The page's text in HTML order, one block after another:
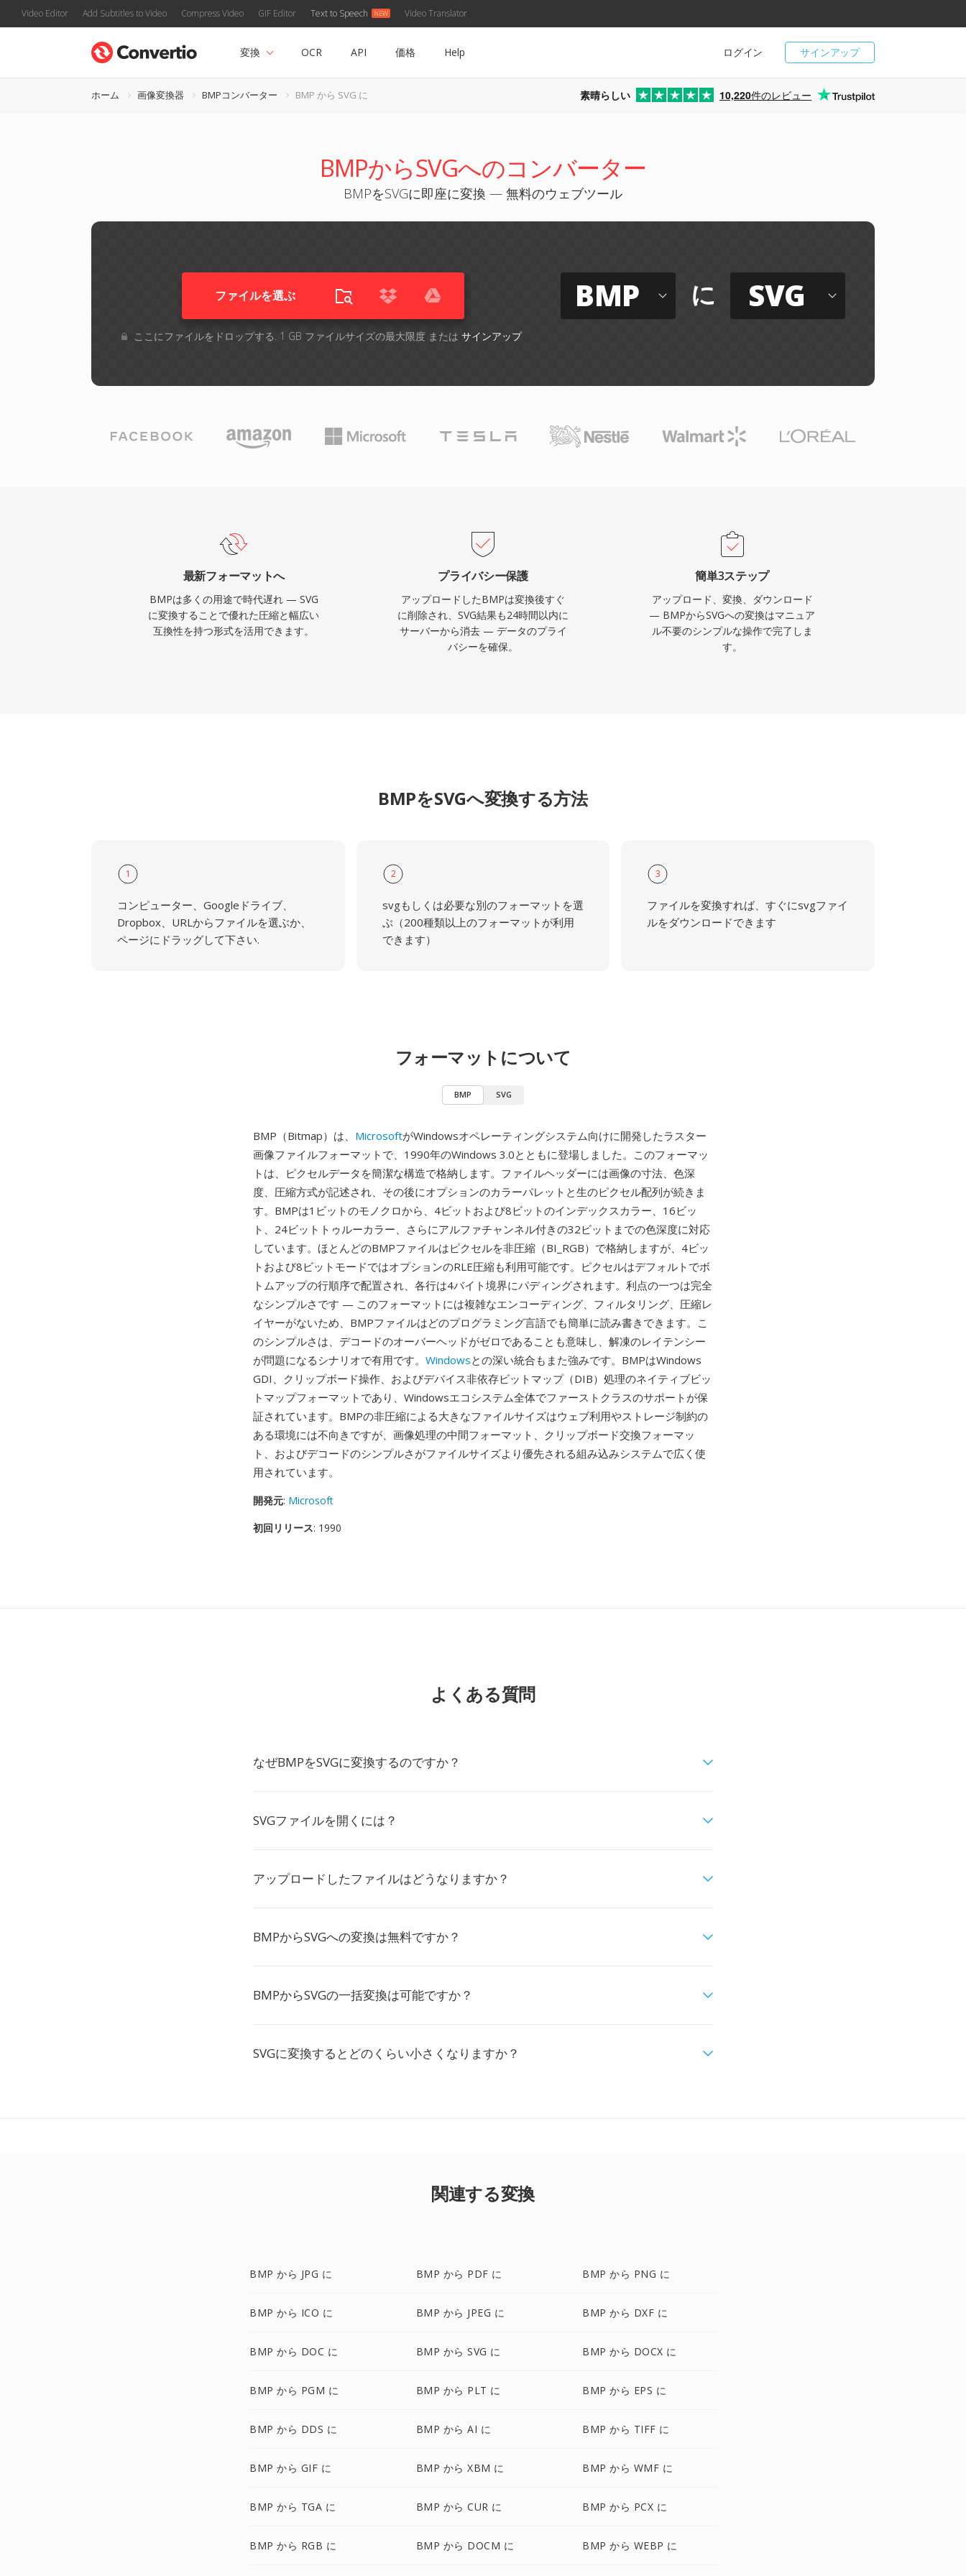
Video Editor Add Subtitles to Video Compress Video GIF Editor Text to Speech Video Translator
サインアップ
ログイン
変換 OCR API 価格 Help
ホーム 画像変換器 BMPコンバーター BMP から SVG に 素晴らしい 10,220件のレビュー
BMPからSVGへのコンバーター
BMPをSVGに即座に変換 — 無料のウェブツール
ファイルを選ぶ
ここにファイルをドロップする. 1 GB ファイルサイズの最大限度 または サインアップ
BMP に SVG
最新フォーマットへ
BMPは多くの用途で時代遅れ — SVG
に変換することで優れた圧縮と幅広い
互換性を持つ形式を活用できます。
プライバシー保護
アップロードしたBMPは変換後すぐ
に削除され、SVG結果も24時間以内に
サーバーから消去 — データのプライ
バシーを確保。
簡単3ステップ
アップロード、変換、ダウンロード
— BMPからSVGへの変換はマニュア
ル不要のシンプルな操作で完了しま
す。
BMPをSVGへ変換する方法
1
コンピューター、Googleドライブ、
Dropbox、URLからファイルを選ぶか、
ページにドラッグして下さい.
2
svgもしくは必要な別のフォーマットを選
ぶ（200種類以上のフォーマットが利用
できます）
3
ファイルを変換すれば、すぐにsvgファイ
ルをダウンロードできます
フォーマットについて
BMP SVG
BMP（Bitmap）は、 MicrosoftがWindowsオペレーティングシステム向けに開発したラスター
画像ファイルフォーマットで、1990年のWindows 3.0とともに登場しました。このフォーマッ
トは、ピクセルデータを簡潔な構造で格納します。ファイルヘッダーには画像の寸法、色深
度、圧縮方式が記述され、その後にオプションのカラーパレットと生のピクセル配列が続きま
す。BMPは1ビットのモノクロから、4ビットおよび8ビットのインデックスカラー、16ビッ
ト、24ビットトゥルーカラー、さらにアルファチャンネル付きの32ビットまでの色深度に対応
しています。ほとんどのBMPファイルはピクセルを非圧縮（BI_RGB）で格納しますが、4ビッ
トおよび8ビットモードではオプションのRLE圧縮も利用可能です。ピクセルはデフォルトでボ
トムアップの行順序で配置され、各行は4バイト境界にパディングされます。利点の一つは完全
なシンプルさです — このフォーマットには複雑なエンコーディング、フィルタリング、圧縮レ
イヤーがないため、BMPファイルはどのプログラミング言語でも簡単に読み書きできます。こ
のシンプルさは、デコードのオーバーヘッドがゼロであることも意味し、解凍のレイテンシー
が問題になるシナリオで有用です。 Windowsとの深い統合もまた強みです。BMPはWindows
GDI、クリップボード操作、およびデバイス非依存ビットマップ（DIB）処理のネイティブビッ
トマップフォーマットであり、Windowsエコシステム全体でファーストクラスのサポートが保
証されています。BMPの非圧縮による大きなファイルサイズはウェブ利用やストレージ制約の
ある環境には不向きですが、画像処理の中間フォーマット、クリップボード交換フォーマッ
ト、およびデコードのシンプルさがファイルサイズより優先される組み込みシステムで広く使
用されています。
開発元: Microsoft
初回リリース: 1990
よくある質問
なぜBMPをSVGに変換するのですか？
SVGファイルを開くには？
アップロードしたファイルはどうなりますか？
BMPからSVGへの変換は無料ですか？
BMPからSVGの一括変換は可能ですか？
SVGに変換するとどのくらい小さくなりますか？
関連する変換
BMP から JPG に BMP から PDF に BMP から PNG に
BMP から ICO に BMP から JPEG に BMP から DXF に
BMP から DOC に BMP から SVG に BMP から DOCX に
BMP から PGM に BMP から PLT に BMP から EPS に
BMP から DDS に BMP から AI に BMP から TIFF に
BMP から GIF に BMP から XBM に BMP から WMF に
BMP から TGA に BMP から CUR に BMP から PCX に
BMP から RGB に BMP から DOCM に BMP から WEBP に